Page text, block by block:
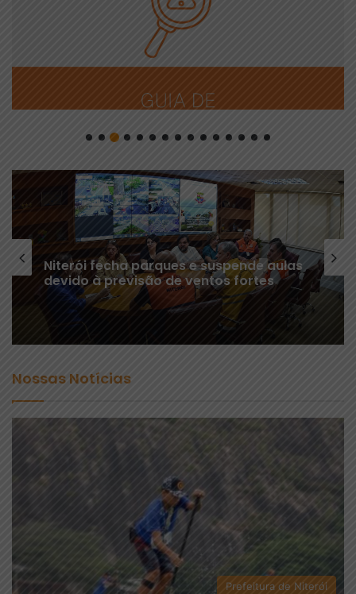
Niterói fecha parques e suspende aulas
devido à previsão de ventos fortes
Nossas Notícias
Prefeitura de Niterói